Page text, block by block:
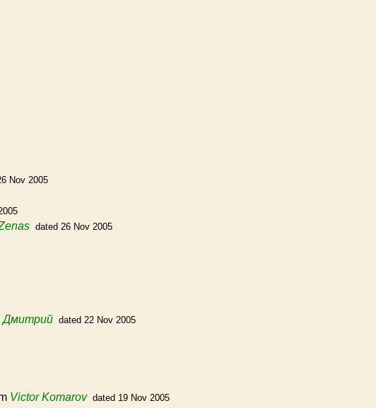
Nov 2005
dated 26 Nov 2005
Дмитрий dated 22 Nov 2005
Victor Komarov dated 19 Nov 2005